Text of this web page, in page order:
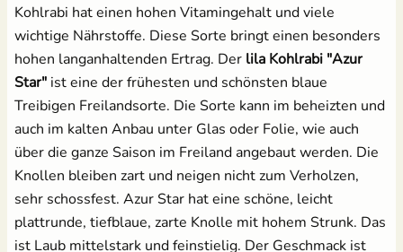
Kohlrabi hat einen hohen Vitamingehalt und viele
wichtige Nährstoffe. Diese Sorte bringt einen besonders
hohen langanhaltenden Ertrag. Der lila Kohlrabi "Azur
Star" ist eine der frühesten und schönsten blaue
Treibigen Freilandsorte. Die Sorte kann im beheizten und
auch im kalten Anbau unter Glas oder Folie, wie auch
über die ganze Saison im Freiland angebaut werden. Die
Knollen bleiben zart und neigen nicht zum Verholzen,
sehr schossfest. Azur Star hat eine schöne, leicht
plattrunde, tiefblaue, zarte Knolle mit hohem Strunk. Das
ist Laub mittelstark und feinstielig. Der Geschmack ist